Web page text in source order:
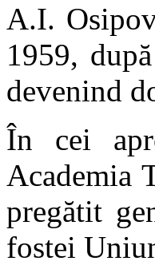
A.I.
1959,
devenind
În cei
Academia
pregătit
fostei